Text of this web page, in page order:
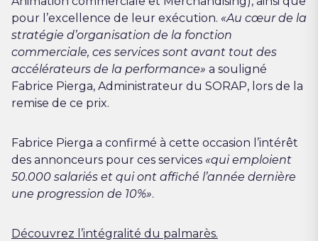
pour l’excellence de leur exécution. «Au cœur de la
stratégie d’organisation de la fonction
commerciale, ces services sont avant tout des
accélérateurs de la performance» a souligné
Fabrice Pierga, Administrateur du SORAP, lors de la
remise de ce prix.
Fabrice Pierga a confirmé à cette occasion l’intérêt
des annonceurs pour ces services «qui emploient
50.000 salariés et qui ont affiché l’année dernière
une progression de 10%».
Découvrez l’intégralité du palmarès.